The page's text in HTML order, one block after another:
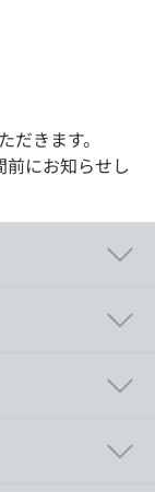
きます。
にお知らせし
お応えします」
いでいます。